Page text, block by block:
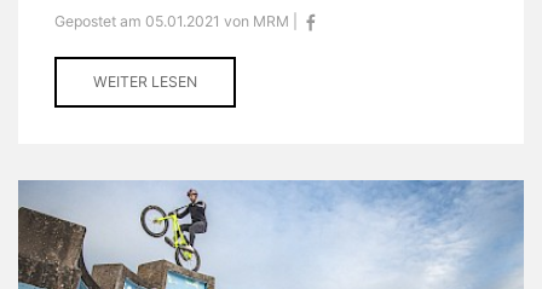
Gepostet am 05.01.2021 von MRM |
WEITER LESEN